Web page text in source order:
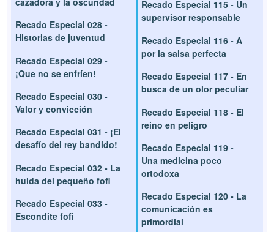
Recado Especial 028 -
Historias de juventud
Recado Especial 029 -
¡Que no se enfríen!
Recado Especial 030 -
Valor y convicción
Recado Especial 031 - ¡El
desafío del rey bandido!
Recado Especial 032 - La
huida del pequeño fofi
Recado Especial 033 -
Escondite fofi
Recado Especial 115 - Un
supervisor responsable
Recado Especial 116 - A
por la salsa perfecta
Recado Especial 117 - En
busca de un olor peculiar
Recado Especial 118 - El
reino en peligro
Recado Especial 119 -
Una medicina poco
ortodoxa
Recado Especial 120 - La
comunicación es
primordial